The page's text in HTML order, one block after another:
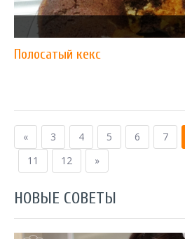
Полосатый кекс
« 3 4 5 6 7
11
12 »
НОВЫЕ СОВЕТЫ